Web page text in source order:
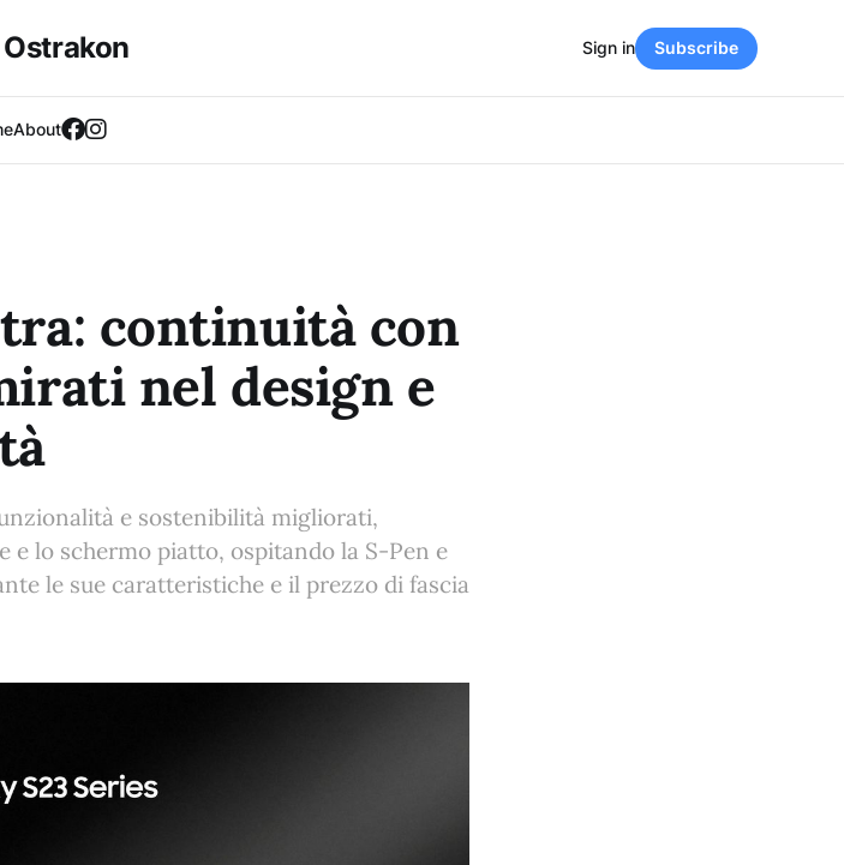
About
Sign in Subscribe
continuità con
nel design e
e sostenibilità migliorati,
lo schermo piatto, ospitando la S-Pen e
le sue caratteristiche e il prezzo di fascia